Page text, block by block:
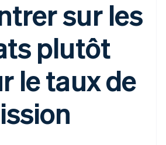
Comptabilité
automatisée
Stripe Sigma
Rapports
personnalisés
Data Pipeline
Synchronisation
des données
financière
d'IA
des
une
à l'usage
des cartes
adossées à
stablecoins
et gérer des
avec des
produit
: conférence
de
Press
sur les
plutôt
le taux de